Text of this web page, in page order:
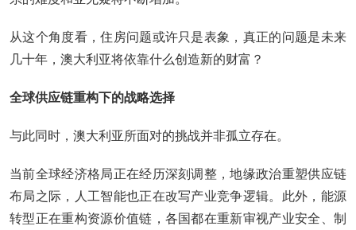
从这个角度看，住房问题或许只是表象，真正的问题是未来
几十年，澳大利亚将依靠什么创造新的财富？
全球供应链重构下的战略选择
与此同时，澳大利亚所面对的挑战并非孤立存在。
当前全球经济格局正在经历深刻调整，地缘政治重塑供应链
布局之际，人工智能也正在改写产业竞争逻辑。此外，能源
转型正在重构资源价值链，各国都在重新审视产业安全、制